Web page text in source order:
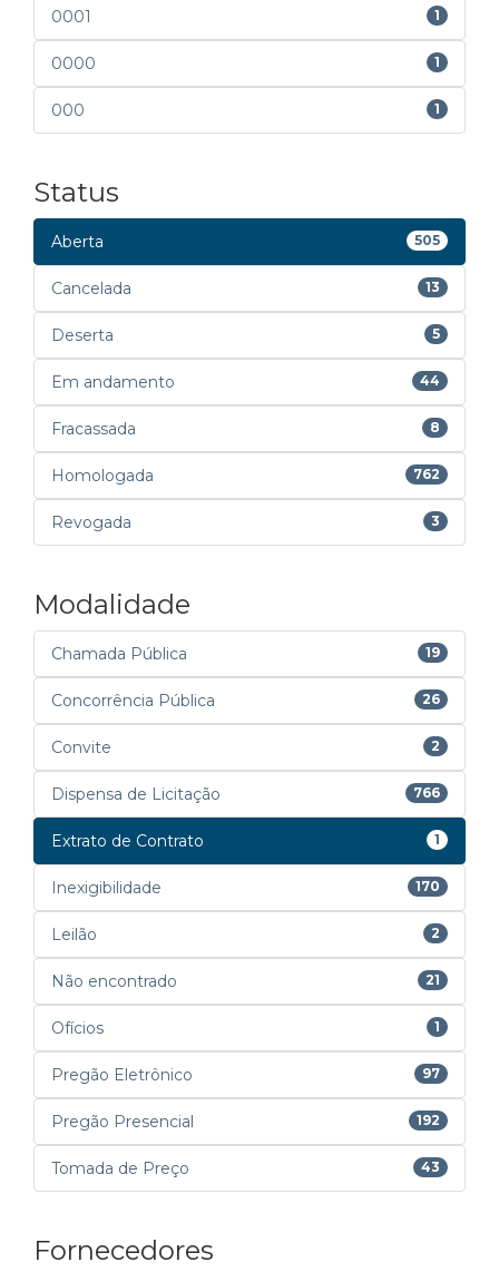
0001 1
0000 1
000 1
Status
Aberta 505
Cancelada 13
Deserta 5
Em andamento 44
Fracassada 8
Homologada 762
Revogada 3
Modalidade
Chamada Pública 19
Concorrência Pública 26
Convite 2
Dispensa de Licitação 766
Extrato de Contrato 1
Inexigibilidade 170
Leilão 2
Não encontrado 21
Ofícios 1
Pregão Eletrônico 97
Pregão Presencial 192
Tomada de Preço 43
Fornecedores